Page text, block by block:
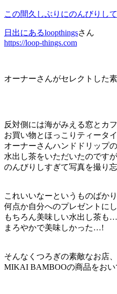
この間久しぶりにのんびりして
日出にあるloopthingsさん
https://loop-things.com
オーナーさんがセレクトした
反対側には海がみえる窓とカ
お買い物とほっこりティータ
オーナーさんハンドドリップ
水出し茶をいただいたのですが
のんびりしすぎて写真を撮り忘
これいいなーというものばかり
何点か自分へのプレゼントに
もちろん美味しい水出し茶も
まろやかで美味しかった…!
そんなくつろぎの素敵なお店
MIKAI BAMBOOの商品をおい